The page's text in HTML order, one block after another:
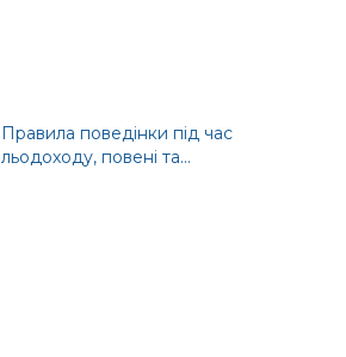
Правила поведінки під час
льодоходу, повені та...